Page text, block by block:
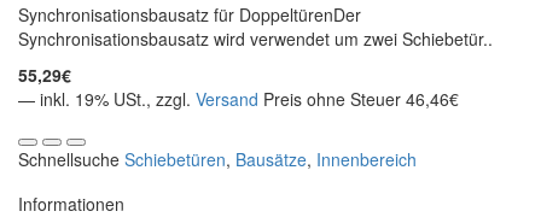
Synchronisationsbausatz für DoppeltürenDer
Synchronisationsbausatz wird verwendet um zwei Schiebetür..
55,29€
— inkl. 19% USt., zzgl. Versand Preis ohne Steuer 46,46€
Schnellsuche Schiebetüren, Bausätze, Innenbereich
Informationen